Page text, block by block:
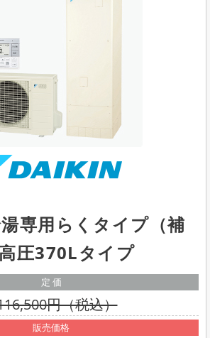
専用らくタイプ（補
圧370Lタイプ
定 価
円（税込）
販売価格